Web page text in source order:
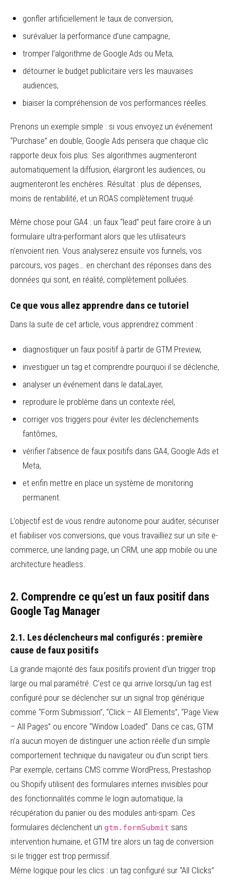
gonfler artificiellement le taux de conversion,
surévaluer la performance d’une campagne,
tromper l’algorithme de Google Ads ou Meta,
détourner le budget publicitaire vers les mauvaises
audiences,
biaiser la compréhension de vos performances réelles.
Prenons un exemple simple : si vous envoyez un événement
“Purchase” en double, Google Ads pensera que chaque clic
rapporte deux fois plus. Ses algorithmes augmenteront
automatiquement la diffusion, élargiront les audiences, ou
augmenteront les enchères. Résultat : plus de dépenses,
moins de rentabilité, et un ROAS complètement truqué.
Même chose pour GA4 : un faux “lead” peut faire croire à un
formulaire ultra-performant alors que les utilisateurs
n’envoient rien. Vous analyserez ensuite vos funnels, vos
parcours, vos pages… en cherchant des réponses dans des
données qui sont, en réalité, complètement polluées.
Ce que vous allez apprendre dans ce tutoriel
Dans la suite de cet article, vous apprendrez comment :
diagnostiquer un faux positif à partir de GTM Preview,
investiguer un tag et comprendre pourquoi il se déclenche,
analyser un événement dans le dataLayer,
reproduire le problème dans un contexte réel,
corriger vos triggers pour éviter les déclenchements
fantômes,
vérifier l’absence de faux positifs dans GA4, Google Ads et
Meta,
et enfin mettre en place un système de monitoring
permanent.
L’objectif est de vous rendre autonome pour auditer, sécuriser
et fiabiliser vos conversions, que vous travailliez sur un site e-
commerce, une landing page, un CRM, une app mobile ou une
architecture headless.
2. Comprendre ce qu’est un faux positif dans
Google Tag Manager
2.1. Les déclencheurs mal configurés : première
cause de faux positifs
La grande majorité des faux positifs provient d’un trigger trop
large ou mal paramétré. C’est ce qui arrive lorsqu’un tag est
configuré pour se déclencher sur un signal trop générique
comme “Form Submission”, “Click – All Elements”, “Page View
– All Pages” ou encore “Window Loaded”. Dans ce cas, GTM
n’a aucun moyen de distinguer une action réelle d’un simple
comportement technique du navigateur ou d’un script tiers.
Par exemple, certains CMS comme WordPress, Prestashop
ou Shopify utilisent des formulaires internes invisibles pour
des fonctionnalités comme le login automatique, la
récupération du panier ou des modules anti-spam. Ces
formulaires déclenchent un gtm.formSubmit sans
intervention humaine, et GTM tire alors un tag de conversion
si le trigger est trop permissif.
Même logique pour les clics : un tag configuré sur “All Clicks”